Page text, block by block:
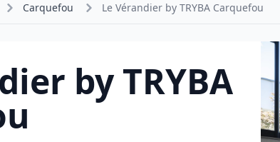
Carquefou Le Vérandier by TRYBA Carquefou
by TRYBA